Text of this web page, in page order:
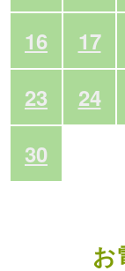
16
17
23
24
30
お